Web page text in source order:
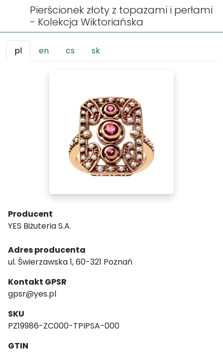
Pierścionek złoty z topazami i perłami
- Kolekcja Wiktoriańska
pl en cs sk
Producent
YES Biżuteria S.A.
Adres producenta
ul. Świerzawska 1, 60-321 Poznań
Kontakt GPSR
gpsr@yes.pl
SKU
PZ19986-ZC000-TPIPSA-000
GTIN